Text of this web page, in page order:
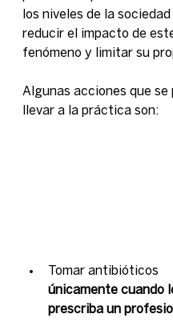
los niveles de la
reducir el impacto de
fenómeno y limitar su
Algunas acciones que se
llevar a la práctica son:
Tomar antibióticos
únicamente cuando
prescriba un